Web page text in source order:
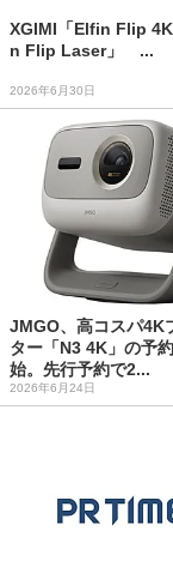
XGIMI「Elfin Flip
n Flip Laser」 ...
2026年6月30日
JMGO、高コスパ4K
ター「N3 4K」の予
始。先行予約で2...
2026年6月24日